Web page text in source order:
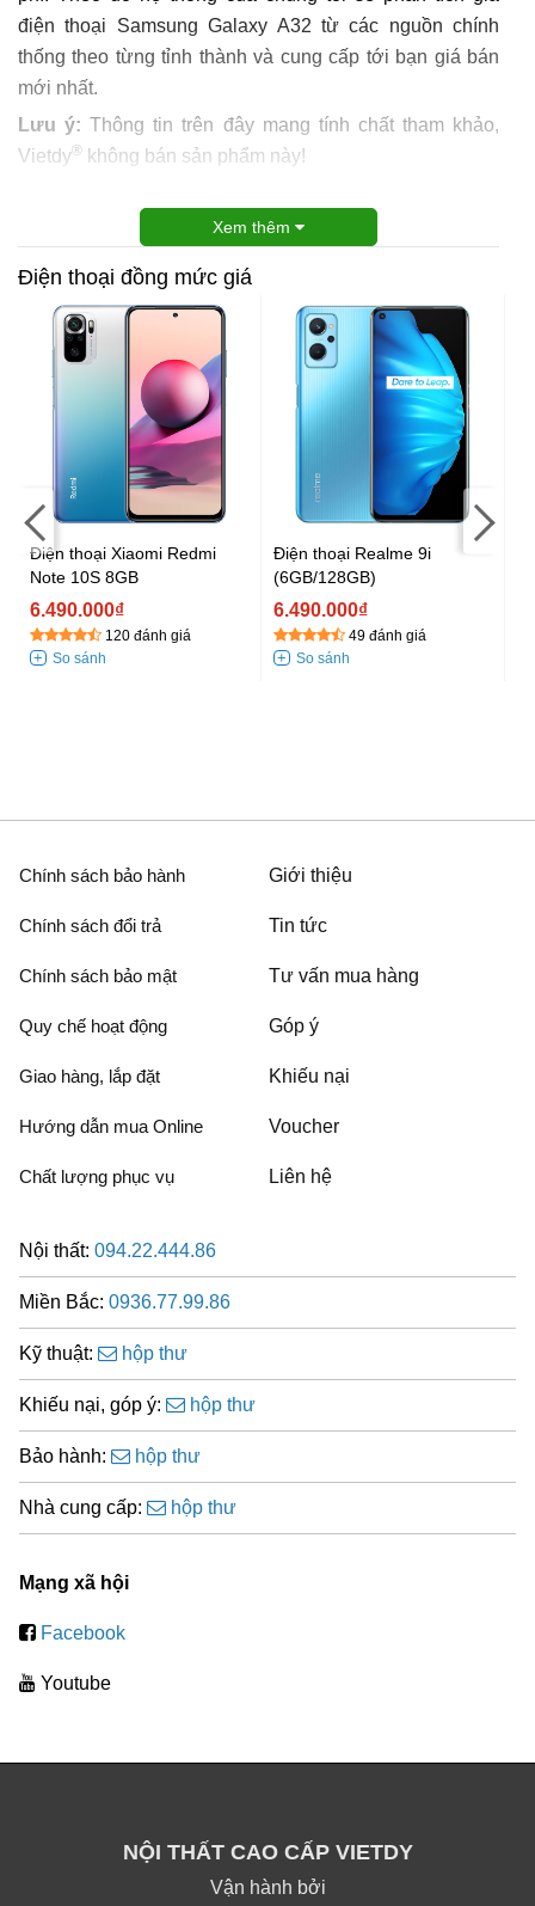
điện thoại Samsung Galaxy A32 từ các nguồn chính
thống theo từng tỉnh thành và cung cấp tới bạn giá bán
mới nhất.
Lưu ý: Thông tin trên đây mang tính chất tham khảo,
Vietdy® không bán sản phẩm này!
Xem thêm
Điện thoại đồng mức giá
Điện thoại Xiaomi Redmi
Note 10S 8GB
6.490.000₫
120 đánh giá
Điện thoại Realme 9i
(6GB/128GB)
6.490.000₫
49 đánh giá
Chính sách bảo hành
Chính sách đổi trả
Chính sách bảo mật
Quy chế hoạt động
Giao hàng, lắp đặt
Hướng dẫn mua Online
Chất lượng phục vụ
Giới thiệu
Tin tức
Tư vấn mua hàng
Góp ý
Khiếu nại
Voucher
Liên hệ
Nội thất: 094.22.444.86
Miền Bắc: 0936.77.99.86
Kỹ thuật: hộp thư
Khiếu nại, góp ý: hộp thư
Bảo hành: hộp thư
Nhà cung cấp: hộp thư
Mạng xã hội
Facebook
Youtube
NỘI THẤT CAO CẤP VIETDY
Vận hành bởi